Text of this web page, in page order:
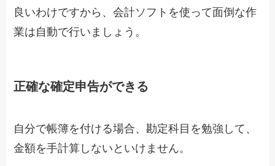
良いわけですから、会計ソフトを使って面倒な作
業は自動で行いましょう。
正確な確定申告ができる
自分で帳簿を付ける場合、勘定科目を勉強して、
金額を手計算しないといけません。